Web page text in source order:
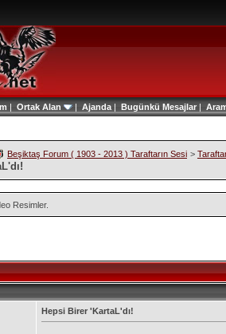
| Ortak Alan | Ajanda | Bugünkü Mesajlar|
Beşiktaş Forum ( 1903 - 2013 ) Taraftarın Sesi >
Resimler.
Hepsi Birer 'KartaL'dı!